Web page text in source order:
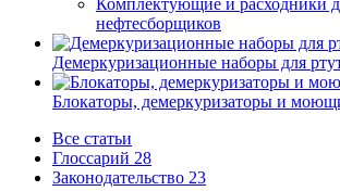
нефтесборщиков
Демеркуризационные наборы для
Блокаторы, демеркуризаторы и
Все статьи
Глоссарий 28
Законодательство 23